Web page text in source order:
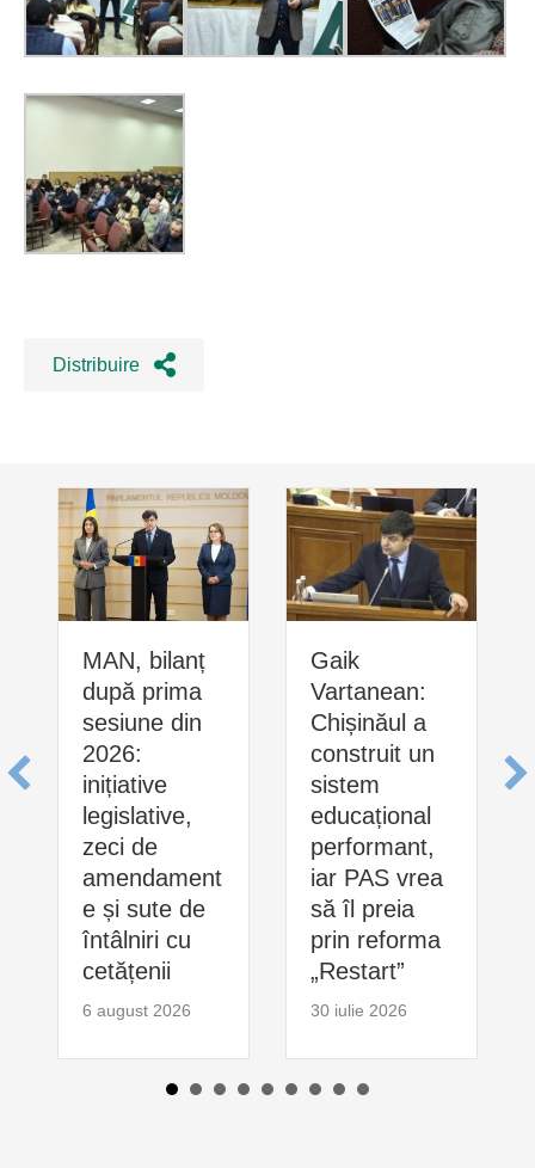
Distribuire
MAN, bilanț
după prima
sesiune din
2026:
inițiative
legislative,
zeci de
amendament
e și sute de
întâlniri cu
cetățenii
6 august 2026
Gaik
Vartanean:
Chișinăul a
construit un
sistem
educațional
performant,
iar PAS vrea
să îl preia
prin reforma
„Restart”
30 iulie 2026